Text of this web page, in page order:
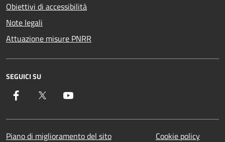
Obiettivi di accessibilità
Note legali
Attuazione misure PNRR
SEGUICI SU
Facebook Twitter
Piano di miglioramento del sito
Cookie policy